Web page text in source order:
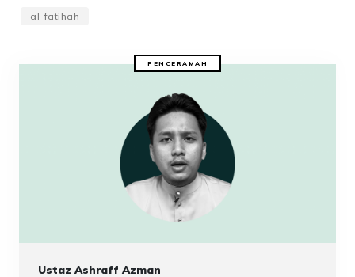
al-fatihah
PENCERAMAH
Ustaz Ashraff Azman